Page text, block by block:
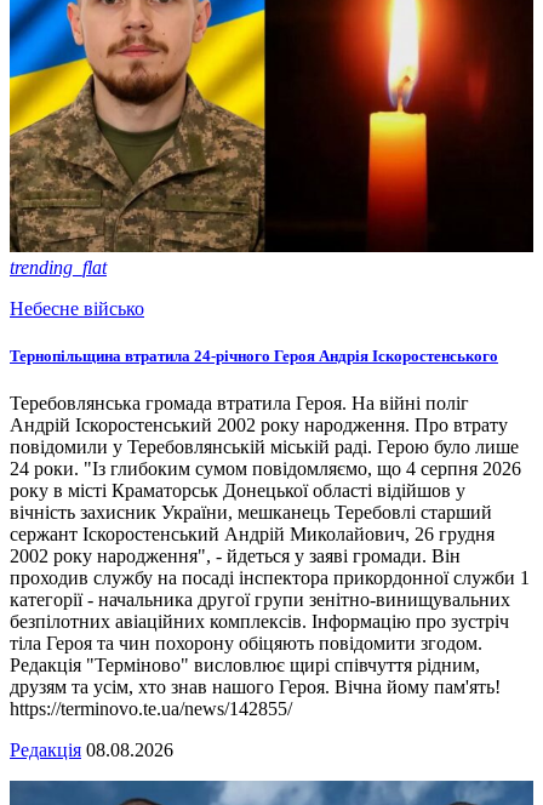
trending_flat
Небесне військо
Тернопільщина втратила 24-річного Героя Андрія Іскоростенського
Теребовлянська громада втратила Героя. На війні поліг
Андрій Іскоростенський 2002 року народження. Про втрату
повідомили у Теребовлянській міській раді. Герою було лише
24 роки. "Із глибоким сумом повідомляємо, що 4 серпня 2026
року в місті Краматорськ Донецької області відійшов у
вічність захисник України, мешканець Теребовлі старший
сержант Іскоростенський Андрій Миколайович, 26 грудня
2002 року народження", - йдеться у заяві громади. Він
проходив службу на посаді інспектора прикордонної служби 1
категорії - начальника другої групи зенітно-винищувальних
безпілотних авіаційних комплексів. Інформацію про зустріч
тіла Героя та чин похорону обіцяють повідомити згодом.
Редакція "Терміново" висловлює щирі співчуття рідним,
друзям та усім, хто знав нашого Героя. Вічна йому пам'ять!
https://terminovo.te.ua/news/142855/
Редакція 08.08.2026